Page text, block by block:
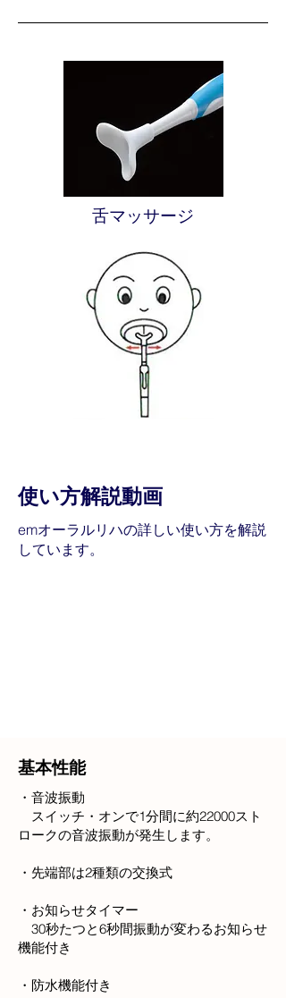
舌マッサージ
使い方解説動画
emオーラルリハの詳しい使い方を解説
しています。
基本性能
・音波振動
スイッチ・オンで1分間に約22000スト
ロークの音波振動が発生します。
・先端部は2種類の交換式
・お知らせタイマー
30秒たつと6秒間振動が変わるお知らせ
機能付き
・防水機能付き